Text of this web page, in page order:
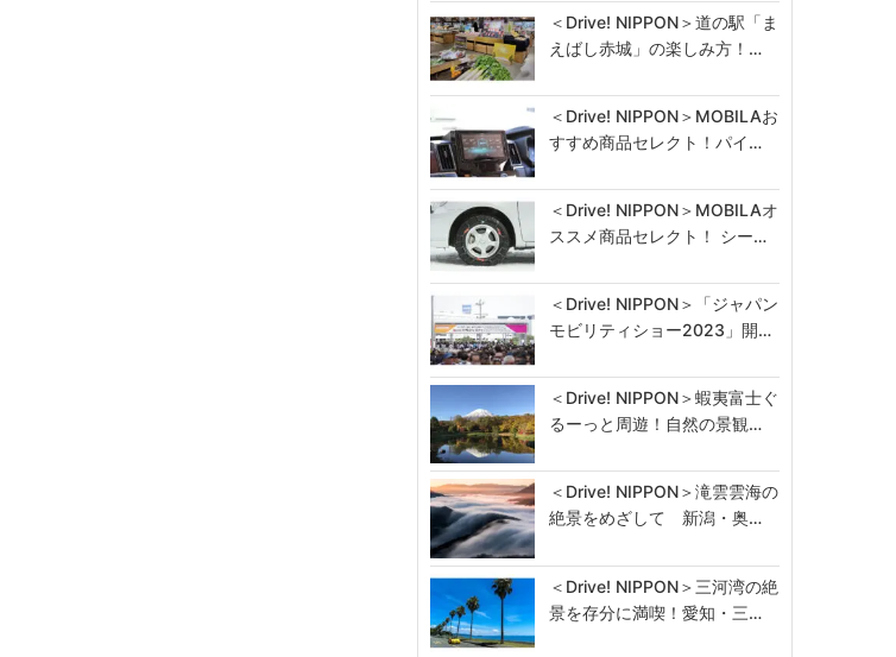
＜Drive! NIPPON＞道の駅「ま
えばし赤城」の楽しみ方！…
＜Drive! NIPPON＞MOBILAお
すすめ商品セレクト！パイ…
＜Drive! NIPPON＞MOBILAオ
ススメ商品セレクト！ シー…
＜Drive! NIPPON＞「ジャパン
モビリティショー2023」開…
＜Drive! NIPPON＞蝦夷富士ぐ
るーっと周遊！自然の景観…
＜Drive! NIPPON＞滝雲雲海の
絶景をめざして 新潟・奥…
＜Drive! NIPPON＞三河湾の絶
景を存分に満喫！愛知・三…